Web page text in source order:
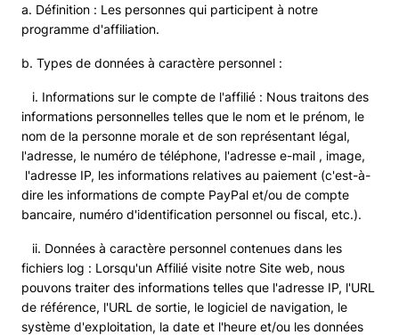
a. Définition : Les personnes qui participent à notre
programme d'affiliation.
b. Types de données à caractère personnel :
i. Informations sur le compte de l'affilié : Nous traitons des
informations personnelles telles que le nom et le prénom, le
nom de la personne morale et de son représentant légal,
l'adresse, le numéro de téléphone, l'adresse e-mail , image,
l'adresse IP, les informations relatives au paiement (c'est-à-
dire les informations de compte PayPal et/ou de compte
bancaire, numéro d'identification personnel ou fiscal, etc.).
ii. Données à caractère personnel contenues dans les
fichiers log : Lorsqu'un Affilié visite notre Site web, nous
pouvons traiter des informations telles que l'adresse IP, l'URL
de référence, l'URL de sortie, le logiciel de navigation, le
système d'exploitation, la date et l'heure et/ou les données